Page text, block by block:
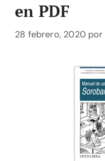
en PDF
28 febrero, 2020 por